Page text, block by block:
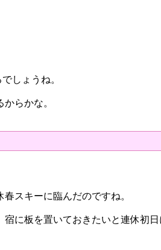
しょうね。
らかな。
スキーに臨んだのですね。
に板を置いておきたいと連休初